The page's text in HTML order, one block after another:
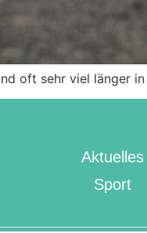
oft sehr viel länger
Aktuelles
Sport